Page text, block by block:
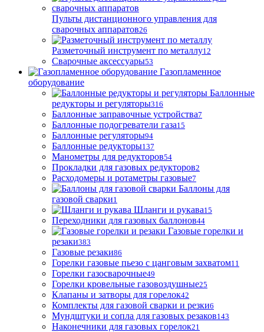
Пульты дистанционного управления для
сварочных аппаратов26
Разметочный инструмент по металлу12
Сварочные аксессуары53
Газопламенное
оборудование
Баллонные
редукторы и регуляторы316
Баллонные заправочные устройства7
Баллонные подогреватели газа15
Баллонные регуляторы94
Баллонные редукторы137
Манометры для редукторов54
Прокладки для газовых редукторов2
Расходомеры и ротаметры газовые7
Баллоны для
газовой сварки1
Шланги и рукава15
Переходники для газовых баллонов44
Газовые горелки и
резаки383
Газовые резаки86
Горелки газовые пьезо с цанговым захватом11
Горелки газосварочные49
Горелки кровельные газовоздушные25
Клапаны и затворы для горелок42
Комплекты для газовой сварки и резки6
Мундштуки и сопла для газовых резаков143
Наконечники для газовых горелок21